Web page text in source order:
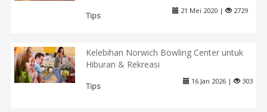
Tips
21 Mei 2020 | 2729
Kelebihan Norwich Bowling Center untuk
Hiburan & Rekreasi
Tips
16 Jan 2026 | 303